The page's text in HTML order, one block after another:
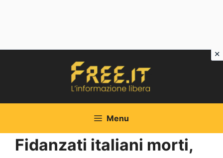
Menu
Fidanzati italiani morti,